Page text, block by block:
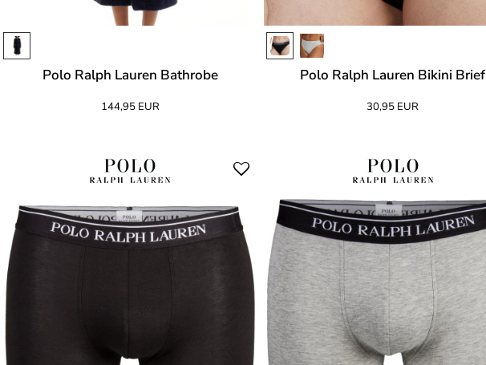
Polo Ralph Lauren Bathrobe
144,95 EUR
Polo Ralph Lauren Bikini Brief
30,95 EUR